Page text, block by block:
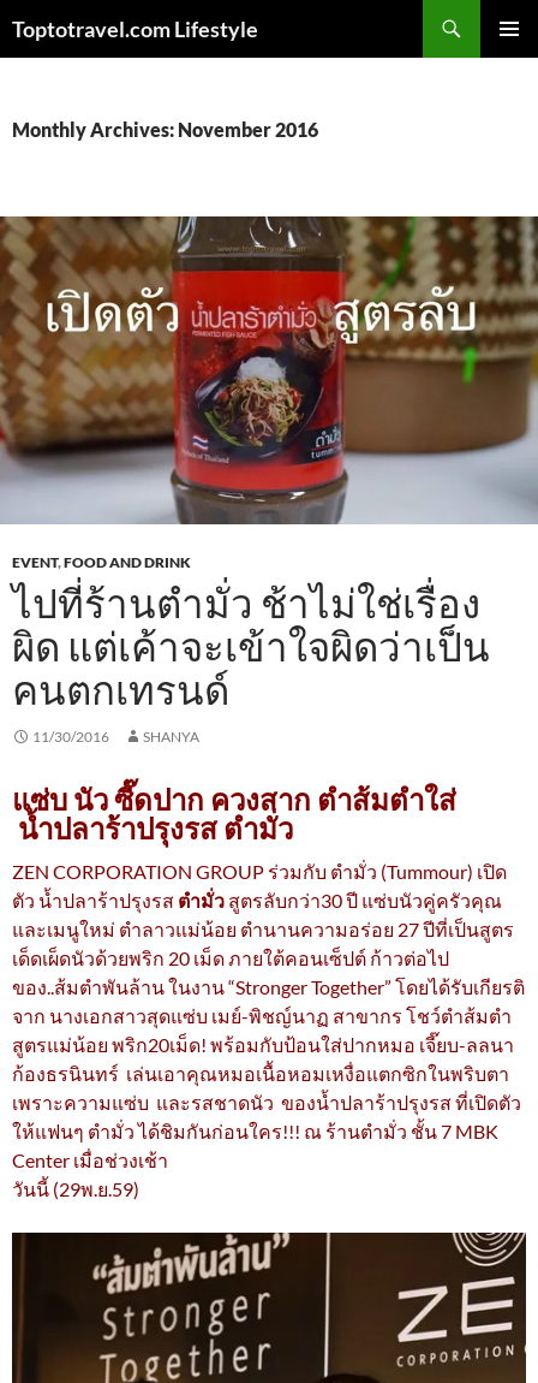
Toptotravel.com Lifestyle
Monthly Archives: November 2016
EVENT,FOOD AND DRINK
ไปที่ร้านตำมั่ว ช้าไม่ใช่เรื่อง
ผิด แต่เค้าจะเข้าใจผิดว่าเป็น
คนตกเทรนด์
11/30/2016 SHANYA
แซ่บ นัว ซี๊ดปาก ควงสาก ตำส้มตำใส่
น้ำปลาร้าปรุงรส ตำมั่ว
ZEN CORPORATION GROUP ร่วมกับ ตำมั่ว (Tummour) เปิด
ตัว น้ำปลาร้าปรุงรส ตำมั่ว สูตรลับกว่า30 ปี แซ่บนัวคู่ครัวคุณ
และเมนูใหม่ ตำลาวแม่น้อย ตำนานความอร่อย 27 ปีที่เป็นสูตร
เด็ดเผ็ดนัวด้วยพริก 20 เม็ด ภายใต้คอนเซ็ปต์ ก้าวต่อไป
ของ..ส้มตำพันล้าน ในงาน “Stronger Together” โดยได้รับเกียรติ
จาก นางเอกสาวสุดแซ่บ เมย์-พิชญ์นาฏ สาขากร โชว์ตำส้มตำ
สูตรแม่น้อย พริก20เม็ด! พร้อมกับป้อนใส่ปากหมอ เจี๊ยบ-ลลนา
ก้องธรนินทร์ เล่นเอาคุณหมอเนื้อหอมเหงื่อแตกซิกในพริบตา
เพราะความแซ่บ และรสชาดนัว ของน้ำปลาร้าปรุงรส ที่เปิดตัว
ให้แฟนๆ ตำมั่ว ได้ชิมกันก่อนใคร!!! ณ ร้านตำมั่ว ชั้น 7 MBK
Center เมื่อช่วงเช้า
วันนี้ (29พ.ย.59)